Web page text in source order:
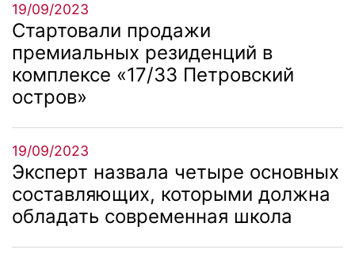
19/09/2023
Стартовали продажи
премиальных резиденций в
комплексе «17/33 Петровский
остров»
19/09/2023
Эксперт назвала четыре основных
составляющих, которыми должна
обладать современная школа